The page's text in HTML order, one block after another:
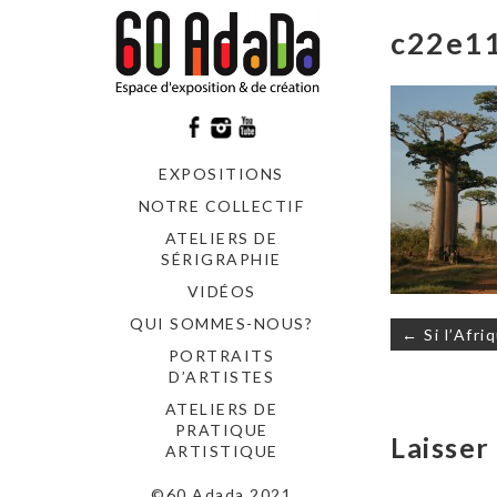
EXPOSITIONS
NOTRE COLLECTIF
ATELIERS DE
SÉRIGRAPHIE
VIDÉOS
QUI SOMMES-NOUS?
PORTRAITS
D’ARTISTES
ATELIERS DE
PRATIQUE
ARTISTIQUE
de
← Si